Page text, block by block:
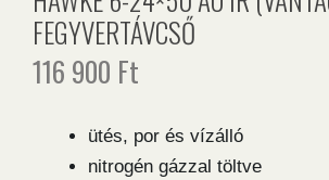
FEGYVERTÁVCSŐ
116 900 Ft
ütés, por és vízálló
nitrogén gázzal töltve